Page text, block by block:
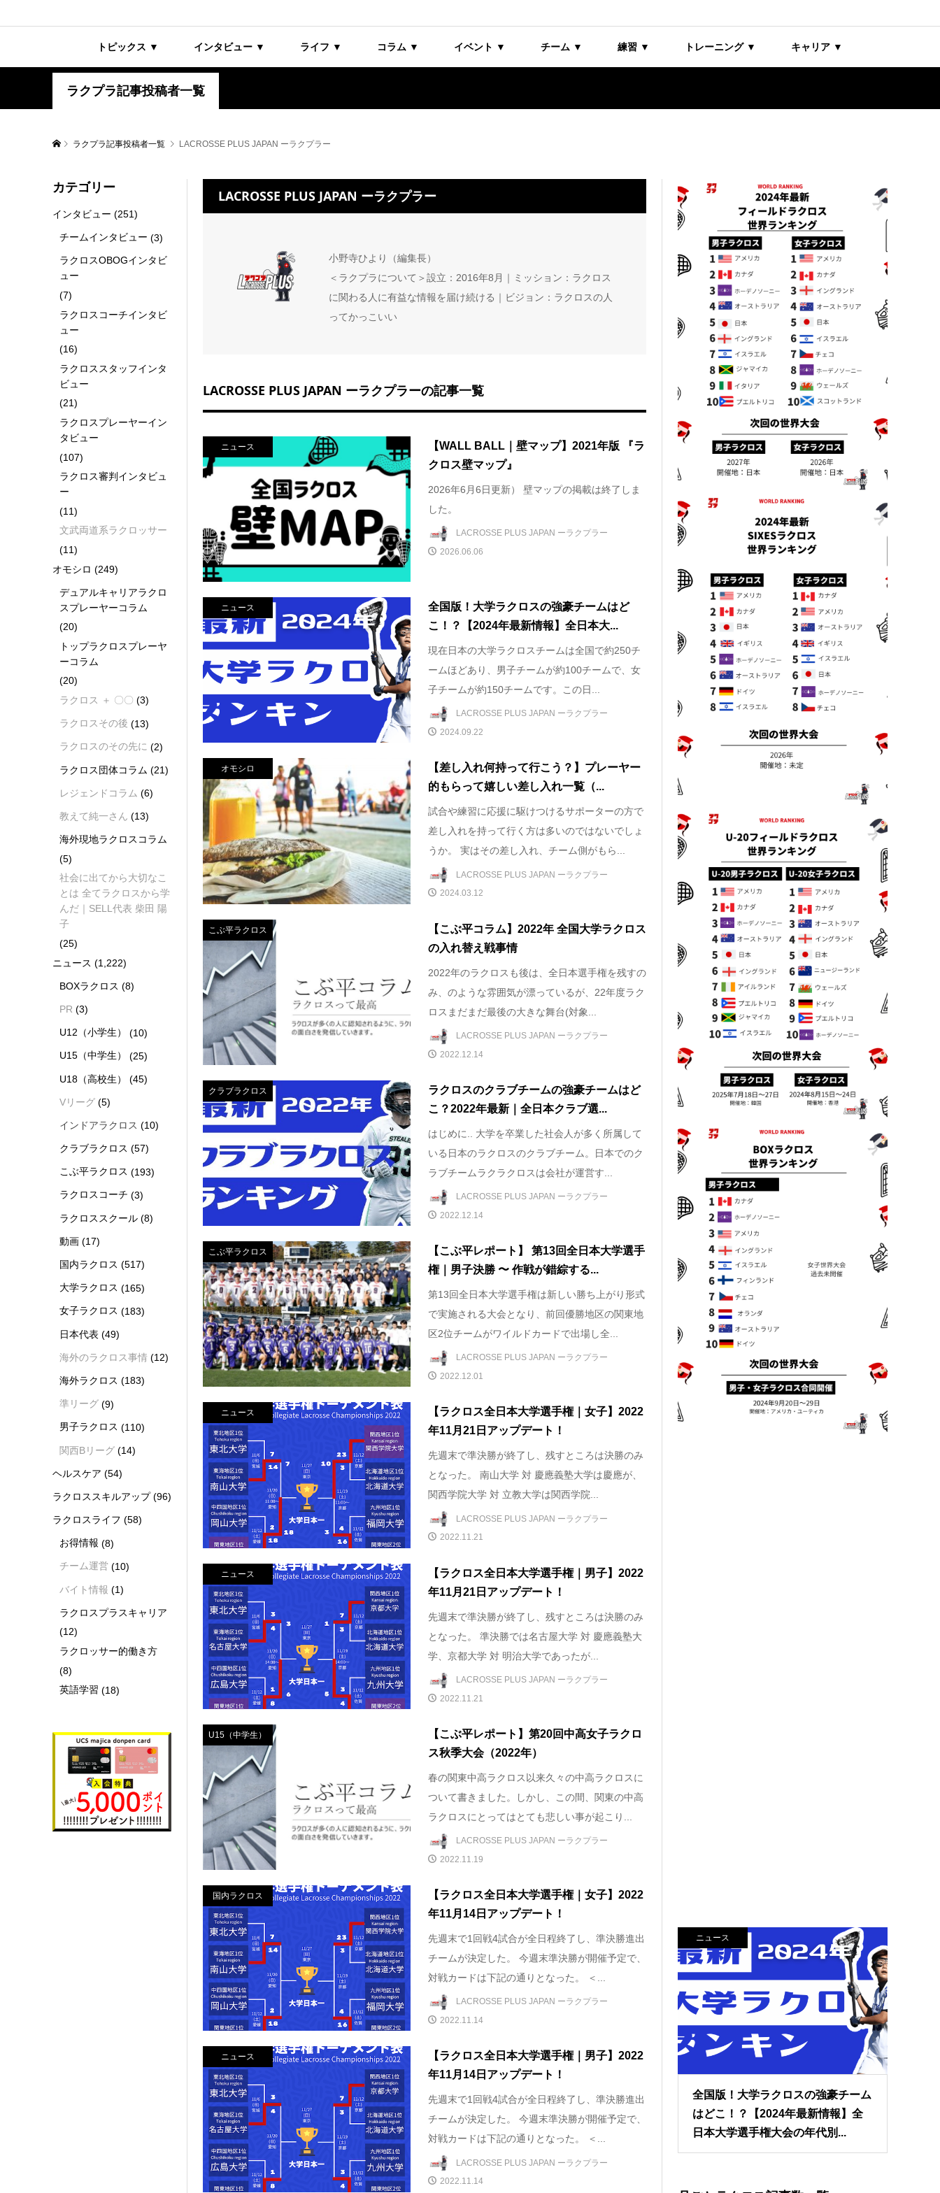
トピックス ▼ インタビュー ▼ ライフ ▼ コラム ▼ イベント ▼ チーム ▼ 練習 ▼ トレーニング ▼ キャリア ▼
ラクプラ記事投稿者一覧
ラクプラ記事投稿者一覧 LACROSSE PLUS JAPAN ーラクプラー
LACROSSE PLUS JAPAN ーラクプラー
小野寺ひより（編集長）
＜ラクプラについて＞設立：2016年8月｜ミッション：ラクロス
に関わる人に有益な情報を届け続ける｜ビジョン：ラクロスの人
ってかっこいい
LACROSSE PLUS JAPAN ーラクプラーの記事一覧
ニュース
【WALL BALL｜壁マップ】2021年版 『ラ
クロス壁マップ』
2026年6月6日更新） 壁マップの掲載は終了しま
した。
LACROSSE PLUS JAPAN ーラクプラー
2026.06.06
ニュース
全国版！大学ラクロスの強豪チームはど
こ！？【2024年最新情報】全日本大...
現在日本の大学ラクロスチームは全国で約250チ
ームほどあり、男子チームが約100チームで、女
子チームが約150チームです。この日...
LACROSSE PLUS JAPAN ーラクプラー
2024.09.22
オモシロ
【差し入れ何持って行こう？】プレーヤー
的もらって嬉しい差し入れ一覧（...
試合や練習に応援に駆けつけるサポーターの方で
差し入れを持って行く方は多いのではないでしょ
うか。 実はその差し入れ、チーム側がもら...
LACROSSE PLUS JAPAN ーラクプラー
2024.03.12
こぶ平ラクロス
【こぶ平コラム】2022年 全国大学ラクロス
の入れ替え戦事情
2022年のラクロスも後は、全日本選手権を残すの
み、のような雰囲気が漂っているが、22年度ラク
ロスまだまだ最後の大きな舞台(対象...
LACROSSE PLUS JAPAN ーラクプラー
2022.12.14
クラブラクロス
ラクロスのクラブチームの強豪チームはど
こ？2022年最新｜全日本クラブ選...
はじめに.. 大学を卒業した社会人が多く所属して
いる日本のラクロスのクラブチーム。日本でのク
ラブチームラクラクロスは会社が運営す...
LACROSSE PLUS JAPAN ーラクプラー
2022.12.14
こぶ平ラクロス
【こぶ平レポート】 第13回全日本大学選手
権｜男子決勝 〜 作戦が錯綜する...
第13回全日本大学選手権は新しい勝ち上がり形式
で実施される大会となり、前回優勝地区の関東地
区2位チームがワイルドカードで出場し全...
LACROSSE PLUS JAPAN ーラクプラー
2022.12.01
ニュース
【ラクロス全日本大学選手権｜女子】2022
年11月21日アップデート！
先週末で準決勝が終了し、残すところは決勝のみ
となった。 南山大学 対 慶應義塾大学は慶應が、
関西学院大学 対 立教大学は関西学院...
LACROSSE PLUS JAPAN ーラクプラー
2022.11.21
ニュース
【ラクロス全日本大学選手権｜男子】2022
年11月21日アップデート！
先週末で準決勝が終了し、残すところは決勝のみ
となった。 準決勝では名古屋大学 対 慶應義塾大
学、京都大学 対 明治大学であったが...
LACROSSE PLUS JAPAN ーラクプラー
2022.11.21
U15（中学生）
【こぶ平レポート】第20回中高女子ラクロ
ス秋季大会（2022年）
春の関東中高ラクロス以来久々の中高ラクロスに
ついて書きました。しかし、この間、関東の中高
ラクロスにとってはとても悲しい事が起こり...
LACROSSE PLUS JAPAN ーラクプラー
2022.11.19
国内ラクロス
【ラクロス全日本大学選手権｜女子】2022
年11月14日アップデート！
先週末で1回戦4試合が全日程終了し、準決勝進出
チームが決定した。 今週末準決勝が開催予定で、
対戦カードは下記の通りとなった。 ＜...
LACROSSE PLUS JAPAN ーラクプラー
2022.11.14
ニュース
【ラクロス全日本大学選手権｜男子】2022
年11月14日アップデート！
先週末で1回戦4試合が全日程終了し、準決勝進出
チームが決定した。 今週末準決勝が開催予定で、
対戦カードは下記の通りとなった。 ＜...
LACROSSE PLUS JAPAN ーラクプラー
2022.11.14
ニュース
全国版！大学ラクロスの強豪チーム
はどこ！？【2024年最新情報】全
日本大学選手権大会の年代別...
カテゴリー
インタビュー (251)
チームインタビュー (3)
ラクロスOBOGインタビ
ュー
(7)
ラクロスコーチインタビ
ュー
(16)
ラクロススタッフインタ
ビュー
(21)
ラクロスプレーヤーイン
タビュー
(107)
ラクロス審判インタビュ
ー
(11)
文武両道系ラクロッサー
(11)
オモシロ (249)
デュアルキャリアラクロ
スプレーヤーコラム
(20)
トップラクロスプレーヤ
ーコラム
(20)
ラクロス ＋ 〇〇 (3)
ラクロスその後 (13)
ラクロスのその先に (2)
ラクロス団体コラム (21)
レジェンドコラム (6)
教えて純一さん (13)
海外現地ラクロスコラム
(5)
社会に出てから大切なこ
とは 全てラクロスから学
んだ｜SELL代表 柴田 陽
子
(25)
ニュース (1,222)
BOXラクロス (8)
PR (3)
U12（小学生） (10)
U15（中学生） (25)
U18（高校生） (45)
Vリーグ (5)
インドアラクロス (10)
クラブラクロス (57)
こぶ平ラクロス (193)
ラクロスコーチ (3)
ラクロススクール (8)
動画 (17)
国内ラクロス (517)
大学ラクロス (165)
女子ラクロス (183)
日本代表 (49)
海外のラクロス事情 (12)
海外ラクロス (183)
準リーグ (9)
男子ラクロス (110)
関西Bリーグ (14)
ヘルスケア (54)
ラクロススキルアップ(96)
ラクロスライフ (58)
お得情報 (8)
チーム運営 (10)
バイト情報 (1)
ラクロスプラスキャリア
(12)
ラクロッサー的働き方
(8)
英語学習 (18)